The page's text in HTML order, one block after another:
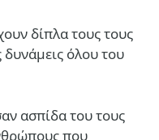
δίπλα τους τους
δυνάμεις όλου του
ασπίδα του τους
που